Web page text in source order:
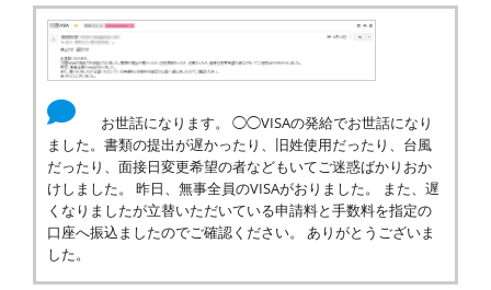
お世話になります。 ◯◯VISAの発給でお世話になり
ました。書類の提出が遅かったり、旧姓使用だったり、台風
だったり、面接日変更希望の者などもいてご迷惑ばかりおか
けしました。 昨日、無事全員のVISAがおりました。 また、遅
くなりましたが立替いただいている申請料と手数料を指定の
口座へ振込ましたのでご確認ください。 ありがとうございま
した。